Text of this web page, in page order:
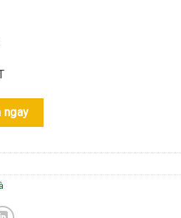
Tốt - Mã: BSFAK37 số lượng
ngay